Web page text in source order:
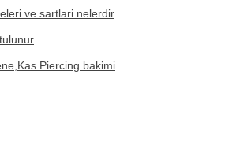
ve sartlari nelerdir
Piercing bakimi